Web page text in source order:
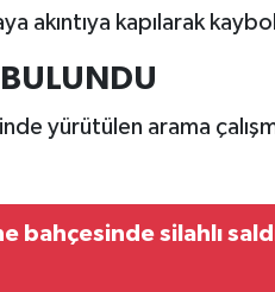
akıntıya kapılarak
yürütülen arama
bahçesinde silahlı